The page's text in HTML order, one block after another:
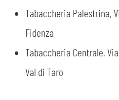
Tabaccheria Palestrina,
Fidenza
Tabaccheria Centrale,
Val di Taro